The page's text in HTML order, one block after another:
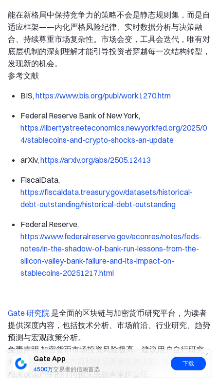
Gate App
4500万交易者的信赖首选
下载
能在新格局中保持竞争力的策略不会是静态规则集，而是自
适应框架——内化严格风险纪律、实时数据分析与决策融
合、持续尊重市场复杂性。市场会变，工具会迭代，唯有对
底层机制的深刻理解才能引导投资者穿越每一次结构转型，
发现新的机会。
参考文献
BIS, https://www.bis.org/publ/work1270.htm
Federal Reserve Bank of New York,
https://libertystreeteconomics.newyorkfed.org/2025/0
4/stablecoins-and-crypto-shocks-an-update
arXiv, https://arxiv.org/abs/2505.12413
FiscalData,
https://fiscaldata.treasury.gov/datasets/historical-
debt-outstanding/historical-debt-outstanding
Federal Reserve,
https://www.federalreserve.gov/econres/notes/feds-
notes/in-the-shadow-of-bank-run-lessons-from-the-
silicon-valley-bank-failure-and-its-impact-on-
stablecoins-20251217.html
Gate 研究院 是全面的区块链与加密货币研究平台，为读者
提供深度内容，包括技术分析、市场前沿、行业研究、趋势
预测与宏观政策分析。
免责声明加密货币市场投资风险极高。建议用户自行研究
并充分了解资产与产品特性后再做投资决策。
Gate
不对因
相关决策产生的任何损失或损害承担责任。